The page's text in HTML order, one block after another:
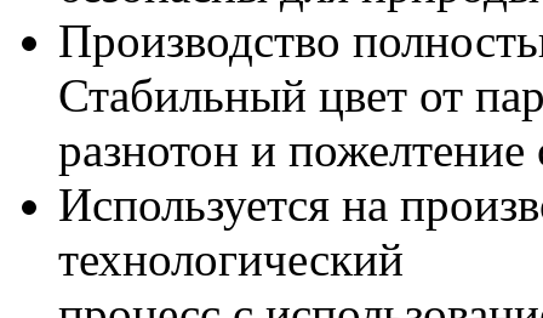
Производство
Стабильный цвет от
разнотон и
Используется на
технологический